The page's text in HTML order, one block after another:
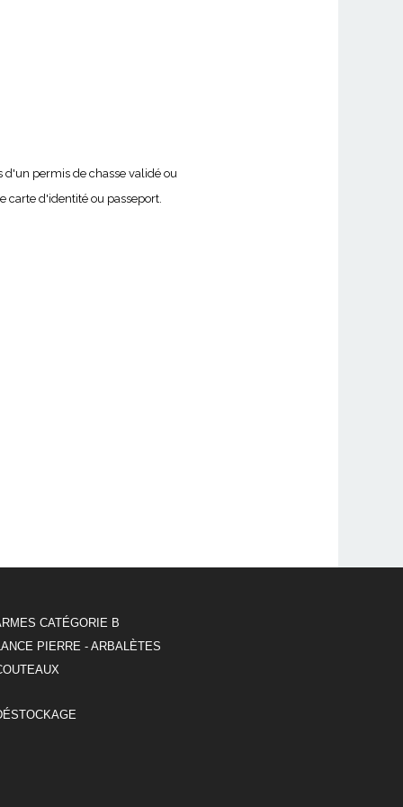
permis de chasse validé ou
carte d'identité ou passeport.
CATÉGORIE B
PIERRE - ARBALÈTES